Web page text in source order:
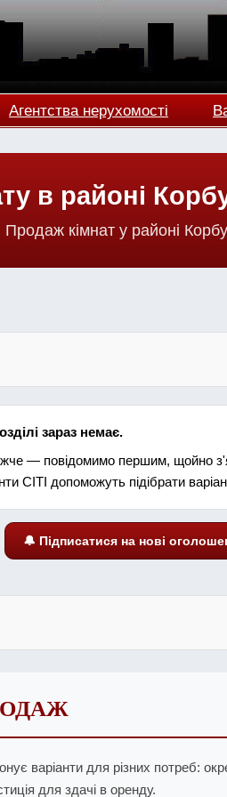
Агентства нерухомості
в районі
Продаж кімнат у районі
зараз немає.
— повідомимо першим, щойно
СІТІ допоможуть підібрати
🔔 Підписатися на нові
варіанти для різних потреб:
для здачі в оренду.